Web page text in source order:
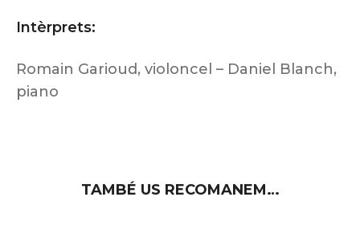
Intèrprets:
Romain Garioud, violoncel – Daniel Blanch,
piano
TAMBÉ US RECOMANEM…